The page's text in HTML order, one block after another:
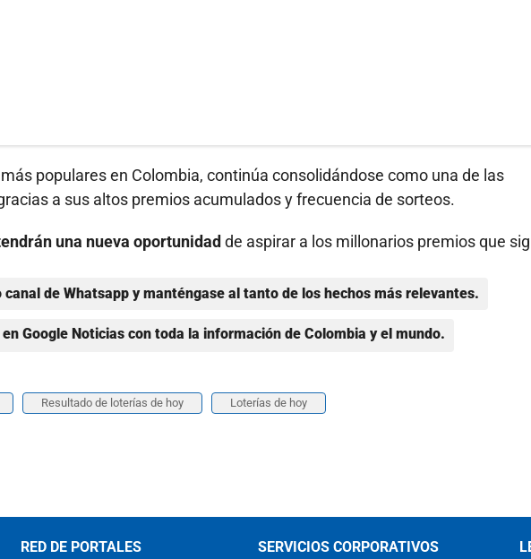
populares en Colombia, continúa consolidándose como una de las
a sus altos premios acumulados y frecuencia de sorteos.
una nueva oportunidadde aspirar a los millonarios premios que
canal de Whatsapp y manténgase al tanto de los hechos más relevantes.
Google Noticias con toda la información de Colombia y el mundo.
Resultado de loterías de hoy Loterías de hoy
RED DE PORTALES SERVICIOS CORPORATIVOS